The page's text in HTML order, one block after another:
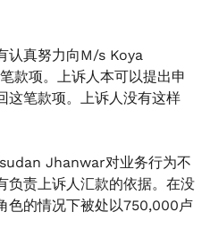
认真努力向M/s Koya
款项。上诉人本可以提出申
这笔款项。上诉人没有这样
Jhanwar对业务行为不
负责上诉人汇款的依据。在没
色的情况下被处以750,000卢